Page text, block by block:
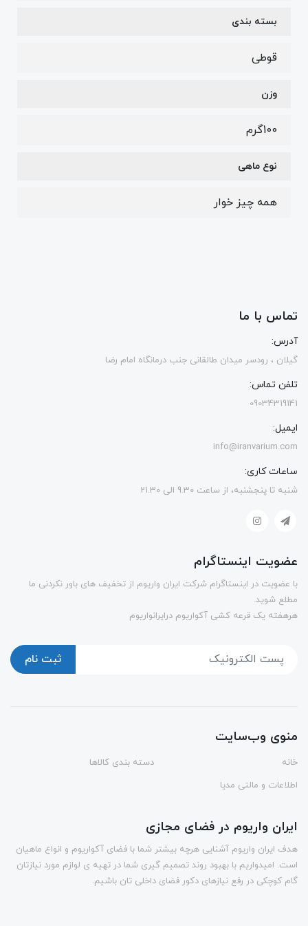
بسته بندی
قوطی
وزن
100گرم
نوع ماهی
همه چیز خوار
تماس با ما
آدرس:
گیلان ، رودسر میدان طالقانی جنب درمانگاه امام رضا
تلفن تماس:
09034319141
ایمیل:
info@iranvarium.com
ساعات کاری:
شنبه تا پنجشنبه، از ساعت 9.30 الی 21.30
عضویت اینستاگرام
با عضویت در اینستاگرام شرکت ایران واریوم از تخفیف های باور نکردنی ما
مطلع شوید.
هرهفته یک قرعه کشی آکواریوم درایرانواریوم
ثبت نام
منوی وب‌سایت
خانه
دسته بندی کالاها
اطلاعات و مالتی مدیا
ایران واریوم در فضای مجازی
هدف ایران واریوم آشنایی هرچه بیشتر شما با فضای آکواریوم و انواع ماهیان
است. امیدواریم با بهبود روند تصمیم گیری شما در تهیه ی لوازم مورد نیازتان
گام کوچکی در رفع نیازهای دکور فضای داخلی تان باشیم.